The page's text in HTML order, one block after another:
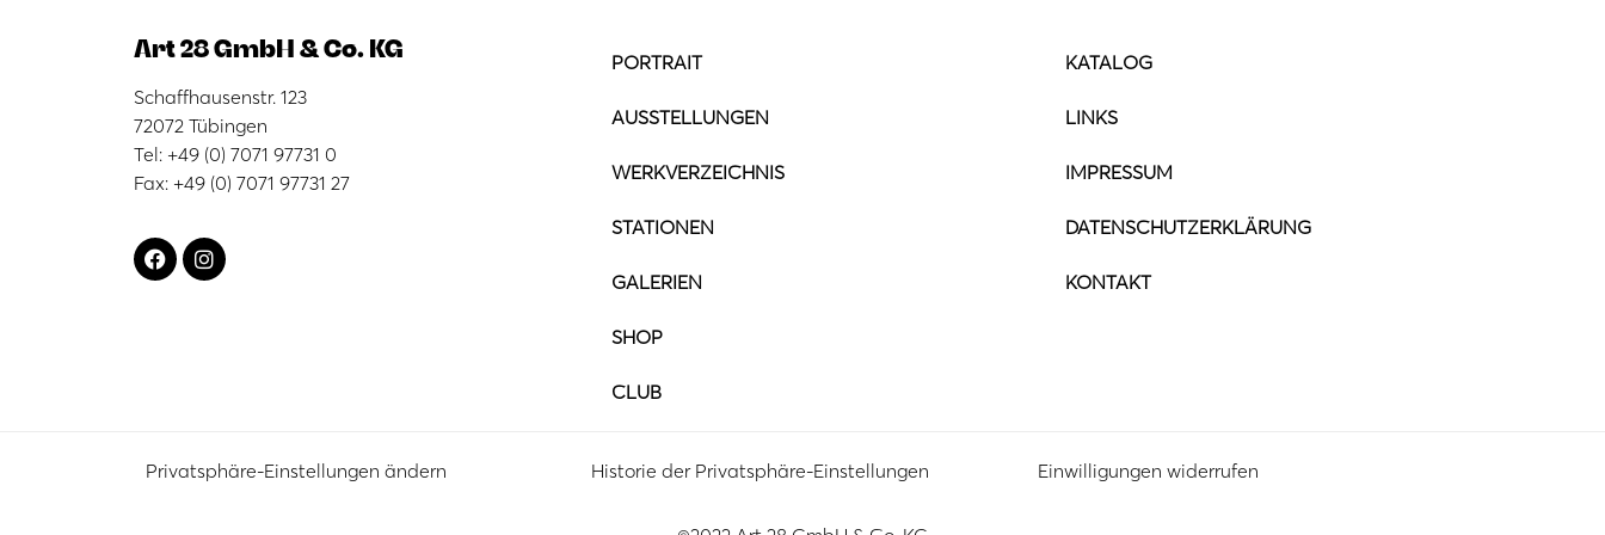
Art 28 GmbH & Co. KG
Schaffhausenstr. 123
72072 Tübingen
Tel: +49 (0) 7071 97731 0
Fax: +49 (0) 7071 97731 27
PORTRAIT
AUSSTELLUNGEN
WERKVERZEICHNIS
STATIONEN
GALERIEN
SHOP
CLUB
KATALOG
LINKS
IMPRESSUM
DATENSCHUTZERKLÄRUNG
KONTAKT
Privatsphäre-Einstellungen ändern Historie der Privatsphäre-Einstellungen Einwilligungen widerrufen